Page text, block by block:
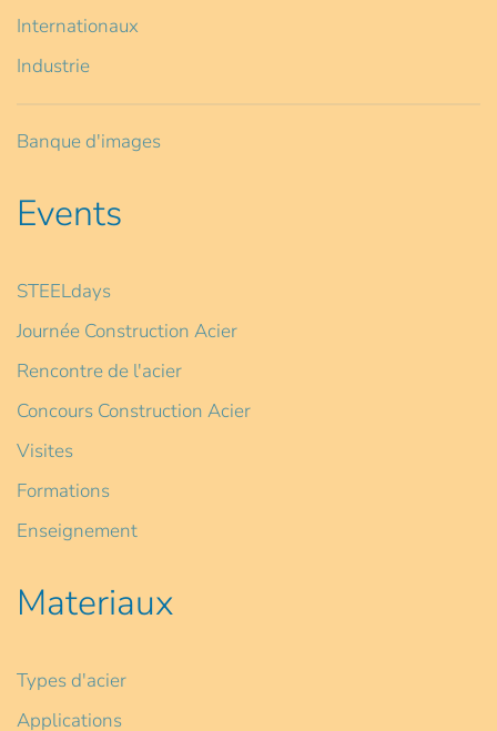
Internationaux
Industrie
Banque d'images
Events
STEELdays
Journée Construction Acier
Rencontre de l'acier
Concours Construction Acier
Visites
Formations
Enseignement
Materiaux
Types d'acier
Applications